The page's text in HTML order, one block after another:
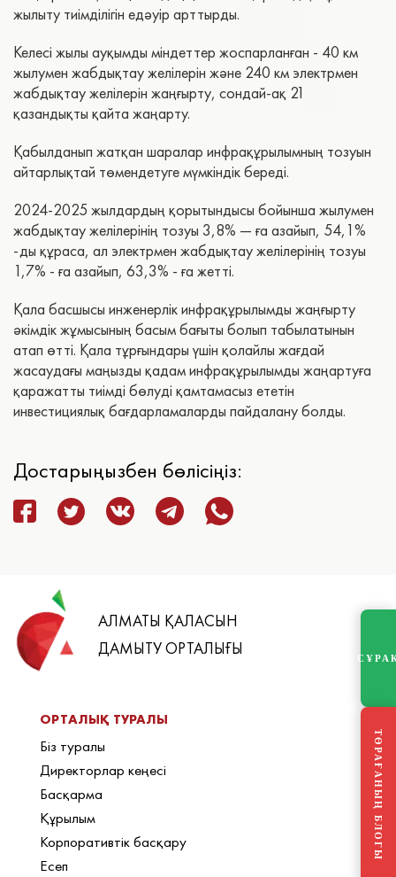
жылыту тиімділігін едәуір арттырды.
Келесі жылы ауқымды міндеттер жоспарланған - 40 км
жылумен жабдықтау желілерін және 240 км электрмен
жабдықтау желілерін жаңғырту, сондай-ақ 21
қазандықты қайта жаңарту.
Қабылданып жатқан шаралар инфрақұрылымның тозуын
айтарлықтай төмендетуге мүмкіндік береді.
2024-2025 жылдардың қорытындысы бойынша жылумен
жабдықтау желілерінің тозуы 3,8% — ға азайып, 54,1%
-ды құраса, ал электрмен жабдықтау желілерінің тозуы
1,7% - ға азайып, 63,3% - ға жетті.
Қала басшысы инженерлік инфрақұрылымды жаңғырту
әкімдік жұмысының басым бағыты болып табылатынын
атап өтті. Қала тұрғындары үшін қолайлы жағдай
жасаудағы маңызды қадам инфрақұрылымды жаңартуға
қаражатты тиімді бөлуді қамтамасыз ететін
инвестициялық бағдарламаларды пайдалану болды.
Достарыңызбен бөлісіңіз:
АЛМАТЫ ҚАЛАСЫН
ДАМЫТУ ОРТАЛЫҒЫ
ОРТАЛЫҚ ТУРАЛЫ
Біз туралы
Директорлар кеңесі
Басқарма
Құрылым
Корпоративтік басқару
Есеп
ТӨРАҒАНЫҢ БЛОГЫ